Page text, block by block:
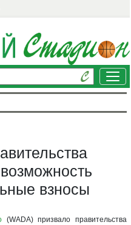
взносы
(WADA) призвало правительства